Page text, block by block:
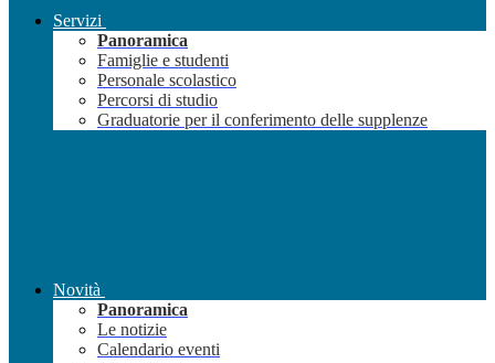
Servizi
Panoramica
Famiglie e studenti
Personale scolastico
Percorsi di studio
Graduatorie per il conferimento delle supplenze
Novità
Panoramica
Le notizie
Calendario eventi